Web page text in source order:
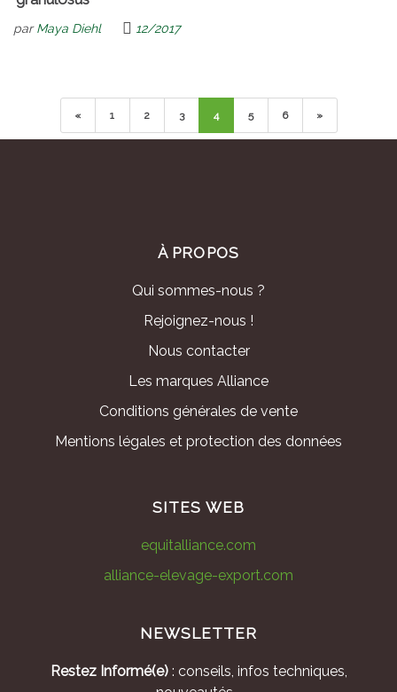
parMaya Diehl 12/2017
« 1 2 3 4 5 6 »
À PROPOS
Qui sommes-nous ?
Rejoignez-nous !
Nous contacter
Les marques Alliance
Conditions générales de vente
Mentions légales et protection des données
SITES WEB
equitalliance.com
alliance-elevage-export.com
NEWSLETTER
Restez Informé(e): conseils, infos techniques,